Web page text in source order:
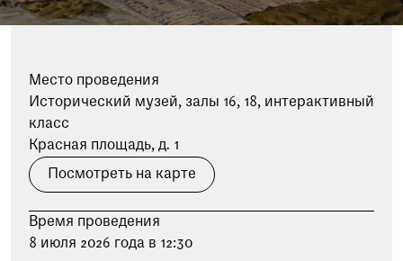
Просим вас пройти опрос
о качестве работы музея. Ваше
Место проведения
Исторический музей, залы 16, 18, интерактивный
класс
Красная площадь, д. 1
Посмотреть на карте
Время проведения
8 июля 2026 года в 12:30